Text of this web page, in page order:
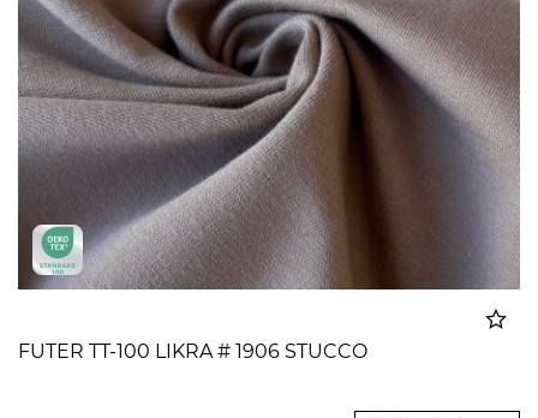
FUTER TT-100 LIKRA # 1906 STUCCO